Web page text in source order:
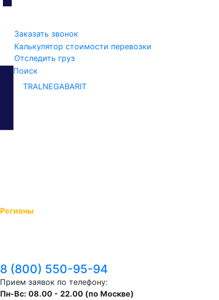
Заказать звонок
Калькулятор стоимости перевозки
Отследить груз
Поиск
TRALNEGABARIT
О компании
Регионы
8 (800) 550-95-94
Прием заявок по телефону:
Пн-Вс: 08.00 - 22.00 (по Москве)